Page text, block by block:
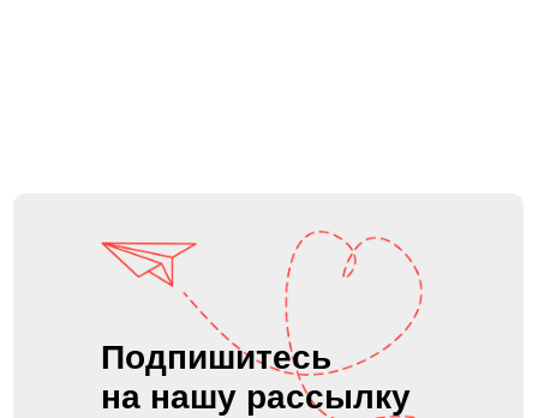
Подпишитесь
на нашу рассылку